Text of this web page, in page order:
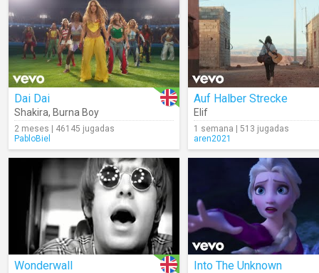
Dai Dai
Shakira, Burna Boy
2 meses | 46145 jugadas
PabloBiel
Auf Halber Strecke
Elif
1 semana | 513 jugadas
aren2021
Wonderwall Into The Unknown